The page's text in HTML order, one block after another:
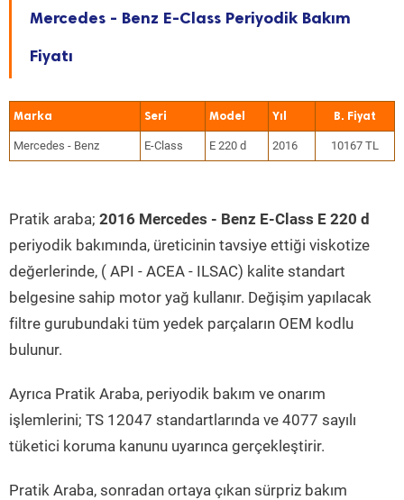
Mercedes - Benz E-Class Periyodik Bakım
Fiyatı
Marka Seri Model Yıl
Mercedes - Benz E-Class E 220 d 2016 10167 TL
Pratik araba; 2016 Mercedes - Benz E-Class E 220 d
periyodik bakımında, üreticinin tavsiye ettiği viskotize
değerlerinde, ( API - ACEA - ILSAC) kalite standart
belgesine sahip motor yağ kullanır. Değişim yapılacak
filtre gurubundaki tüm yedek parçaların OEM kodlu
bulunur.
Ayrıca Pratik Araba, periyodik bakım ve onarım
işlemlerini; TS 12047 standartlarında ve 4077 sayılı
tüketici koruma kanunu uyarınca gerçekleştirir.
Pratik Araba, sonradan ortaya çıkan sürpriz bakım